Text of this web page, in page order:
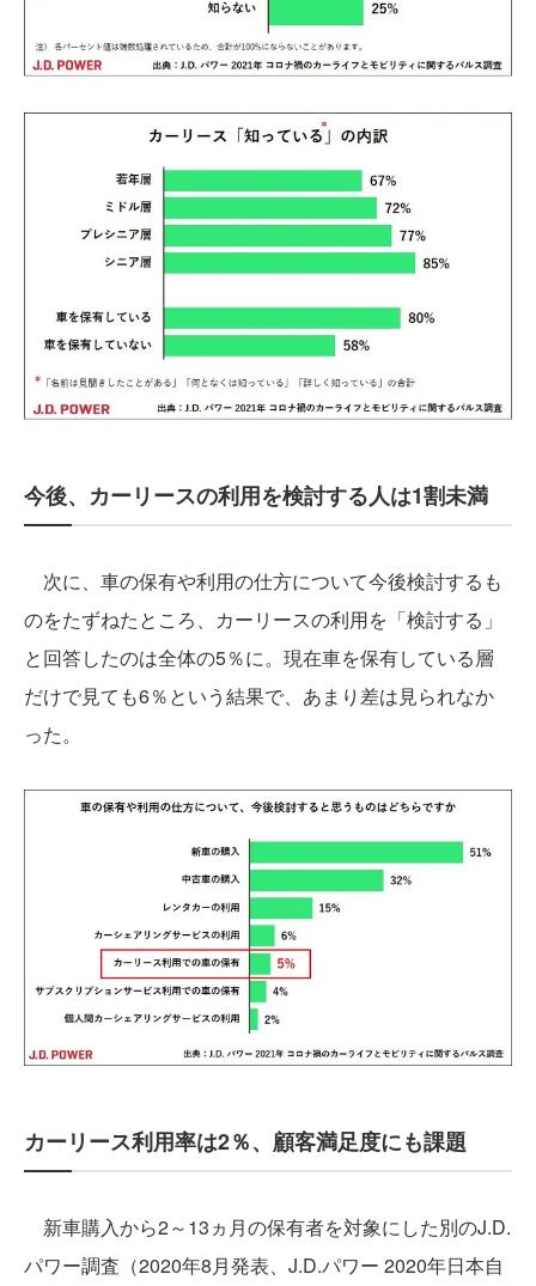
今後、カーリースの利用を検討する人は1割未満
次に、車の保有や利用の仕方について今後検討するも
のをたずねたところ、カーリースの利用を「検討する」
と回答したのは全体の5％に。現在車を保有している層
だけで見ても6％という結果で、あまり差は見られなか
った。
カーリース利用率は2％、顧客満足度にも課題
新車購入から2～13ヵ月の保有者を対象にした別のJ.D.
パワー調査（2020年8月発表、J.D.パワー 2020年日本自